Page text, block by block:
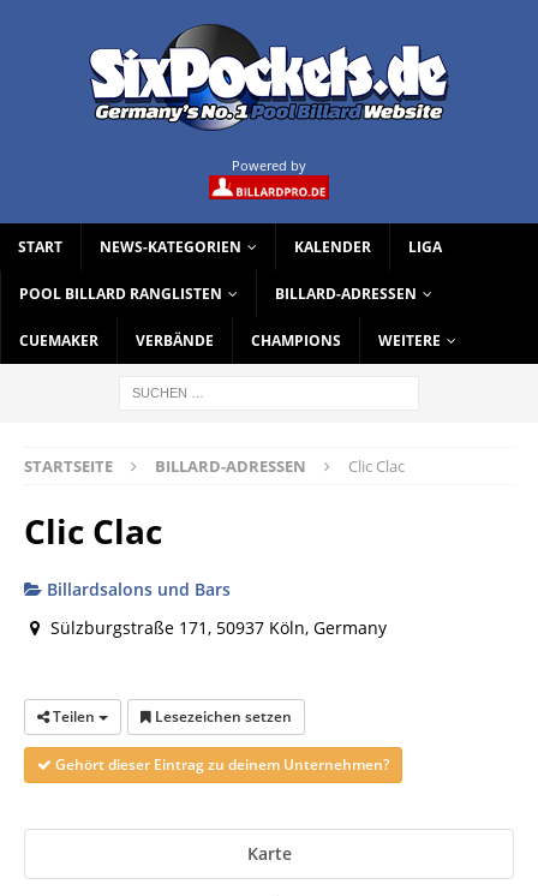
Powered by
START NEWS-KATEGORIEN KALENDER LIGA
POOL BILLARD RANGLISTEN BILLARD-ADRESSEN
CUEMAKER VERBÄNDE CHAMPIONS WEITERE
STARTSEITE BILLARD-ADRESSEN Clic Clac
Clic Clac
Billardsalons und Bars
Sülzburgstraße 171, 50937 Köln, Germany
Teilen Lesezeichen setzen
Gehört dieser Eintrag zu deinem Unternehmen?
Karte